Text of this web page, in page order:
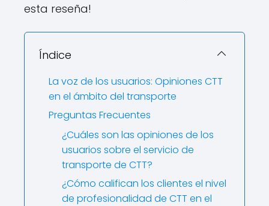
esta reseña!
Índice
La voz de los usuarios: Opiniones CTT
en el ámbito del transporte
Preguntas Frecuentes
¿Cuáles son las opiniones de los
usuarios sobre el servicio de
transporte de CTT?
¿Cómo califican los clientes el nivel
de profesionalidad de CTT en el